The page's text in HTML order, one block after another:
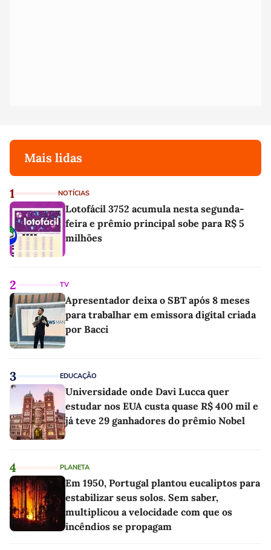
Mais lidas
1 NOTÍCIAS
Lotofácil 3752 acumula nesta segunda-
feira e prêmio principal sobe para R$ 5
milhões
2 TV
Apresentador deixa o SBT após 8 meses
para trabalhar em emissora digital criada
por Bacci
3 EDUCAÇÃO
Universidade onde Davi Lucca quer
estudar nos EUA custa quase R$ 400 mil e
já teve 29 ganhadores do prêmio Nobel
4 PLANETA
Em 1950, Portugal plantou eucaliptos para
estabilizar seus solos. Sem saber,
multiplicou a velocidade com que os
incêndios se propagam